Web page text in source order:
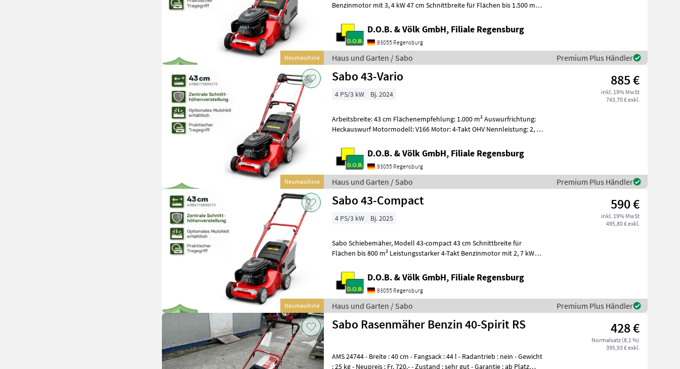
Neumaschine
Benzinmotor mit 3, 4 kW 47 cm Schnittbreite für Flächen bis 1.500 m²
D.O.B. & Völk GmbH, Filiale Regensburg
93055 Regensburg
Haus und Garten / Sabo Premium Plus Händler
Neumaschine
Sabo 43-Vario 885 €
inkl. 19% MwSt
743,70 € exkl.
4 PS/3 kW Bj. 2024
Arbeitsbreite: 43 cm Flächenempfehlung: 1.000 m² Auswurfrichtung:
Heckauswurf Motormodell: V166 Motor: 4-Takt OHV Nennleistung: 2, 7
D.O.B. & Völk GmbH, Filiale Regensburg
93055 Regensburg
Haus und Garten / Sabo Premium Plus Händler
Neumaschine
Sabo 43-Compact 590 €
inkl. 19% MwSt
495,80 € exkl.
4 PS/3 kW Bj. 2025
Sabo Schiebemäher, Modell 43-compact 43 cm Schnittbreite für
Flächen bis 800 m² Leistungsstarker 4-Takt Benzinmotor mit 2, 7 kW
D.O.B. & Völk GmbH, Filiale Regensburg
93055 Regensburg
Haus und Garten / Sabo Premium Plus Händler
Sabo Rasenmäher Benzin 40-Spirit RS 428 €
Normalsatz (8,1 %)
395,93 € exkl.
AMS 24744 - Breite : 40 cm - Fangsack : 44 l - Radantrieb : nein - Gewicht
: 25 kg - Neupreis : Fr. 720.- - Zustand : sehr gut - Garantie : ab Platz